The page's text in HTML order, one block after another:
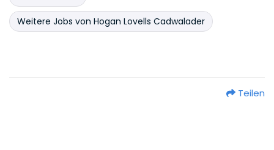
Weitere Jobs von Hogan Lovells Cadwalader
Teilen